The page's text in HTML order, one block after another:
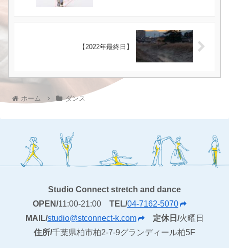
【2022年最終日】
ホーム ダンス
Studio Connect stretch and dance
OPEN/11:00-21:00 TEL/04-7162-5070
MAIL/studio@stconnect-k.com 定休日/火曜日
住所/千葉県柏市柏2-7-9グランディール柏5F